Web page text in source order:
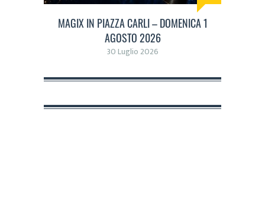
MAGIX IN PIAZZA CARLI – DOMENICA 1
AGOSTO 2026
30 Luglio 2026